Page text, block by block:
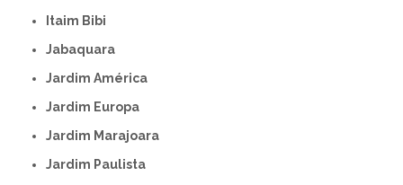
Itaim Bibi
Jabaquara
Jardim América
Jardim Europa
Jardim Marajoara
Jardim Paulista